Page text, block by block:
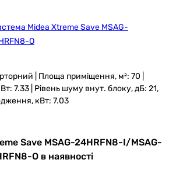
Midea Xtreme Save MSAG-
O
| Площа приміщення, м²: 70 |
7.33 | Рівень шуму внут. блоку, дБ: 21,
кВт: 7.03
Save MSAG-24HRFN8-I/MSAG-
O в наявності